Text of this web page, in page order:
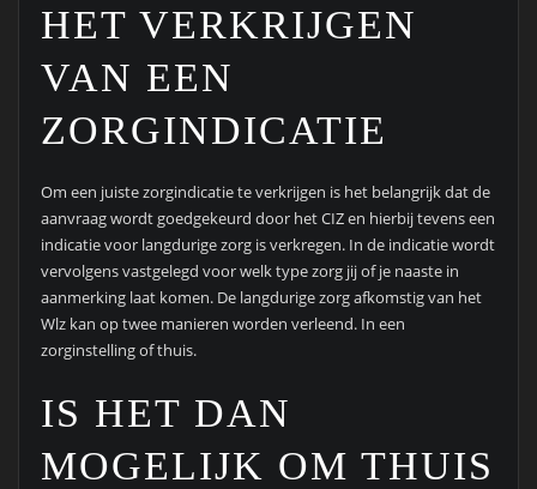
HET VERKRIJGEN
VAN EEN
ZORGINDICATIE
Om een juiste zorgindicatie te verkrijgen is het belangrijk dat de
aanvraag wordt goedgekeurd door het CIZ en hierbij tevens een
indicatie voor langdurige zorg is verkregen. In de indicatie wordt
vervolgens vastgelegd voor welk type zorg jij of je naaste in
aanmerking laat komen. De langdurige zorg afkomstig van het
Wlz kan op twee manieren worden verleend. In een
zorginstelling of thuis.
IS HET DAN
MOGELIJK OM THUIS